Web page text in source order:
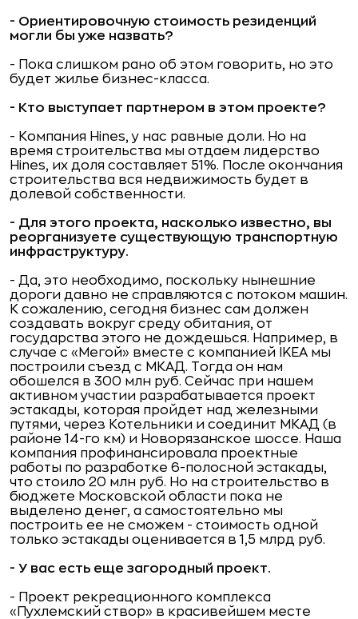
- Ориентировочную стоимость резиденций
могли бы уже назвать?
- Пока слишком рано об этом говорить, но это
будет жилье бизнес-класса.
- Кто выступает партнером в этом проекте?
- Компания Hines, у нас равные доли. Но на
время строительства мы отдаем лидерство
Hines, их доля составляет 51%. После окончания
строительства вся недвижимость будет в
долевой собственности.
- Для этого проекта, насколько известно, вы
реорганизуете существующую транспортную
инфраструктуру.
- Да, это необходимо, поскольку нынешние
дороги давно не справляются с потоком машин.
К сожалению, сегодня бизнес сам должен
создавать вокруг среду обитания, от
государства этого не дождешься. Например, в
случае с «Мегой» вместе с компанией IKEA мы
построили съезд с МКАД. Тогда он нам
обошелся в 300 млн руб. Сейчас при нашем
активном участии разрабатывается проект
эстакады, которая пройдет над железными
путями, через Котельники и соединит МКАД (в
районе 14-го км) и Новорязанское шоссе. Наша
компания профинансировала проектные
работы по разработке 6-полосной эстакады,
что стоило 20 млн руб. Но на строительство в
бюджете Московской области пока не
выделено денег, а самостоятельно мы
построить ее не сможем - стоимость одной
только эстакады оценивается в 1,5 млрд руб.
- У вас есть еще загородный проект.
- Проект рекреационного комплекса
«Пухлемский створ» в красивейшем месте